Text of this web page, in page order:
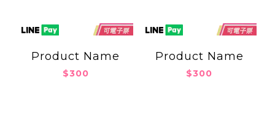
Product Name
$300
Product Name
$300